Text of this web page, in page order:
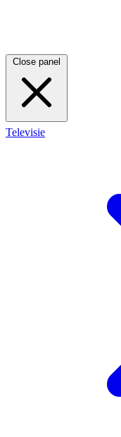
Close panel
Televisie